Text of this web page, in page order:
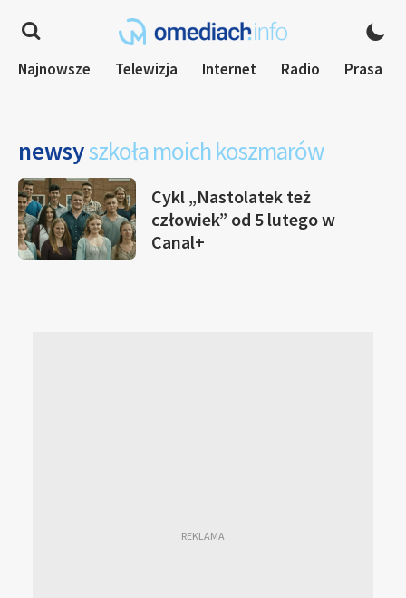
Najnowsze Telewizja Internet Radio Prasa
newsyszkoła moich koszmarów
Cykl „Nastolatek też
człowiek” od 5 lutego w
Canal+